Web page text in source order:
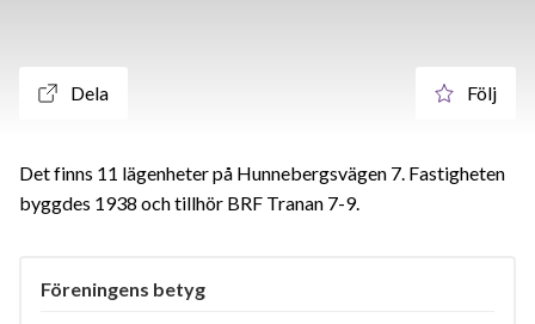
Dela Följ
Det finns 11 lägenheter på Hunnebergsvägen 7. Fastigheten
byggdes 1938 och tillhör BRF Tranan 7-9.
Föreningens betyg